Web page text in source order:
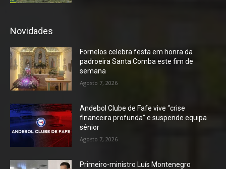
Novidades
Fornelos celebra festa em honra da
padroeira Santa Comba este fim de
semana
Agosto 7, 2026
Andebol Clube de Fafe vive “crise
financeira profunda” e suspende equipa
sénior
Agosto 7, 2026
Primeiro-ministro Luís Montenegro